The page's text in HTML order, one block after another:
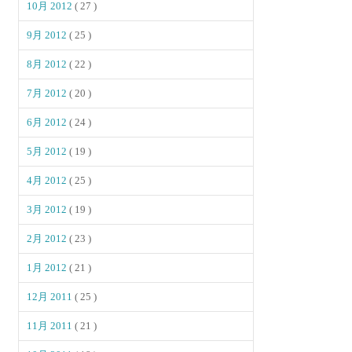
10月 2012( 27 )
9月 2012( 25 )
8月 2012( 22 )
7月 2012( 20 )
6月 2012( 24 )
5月 2012( 19 )
4月 2012( 25 )
3月 2012( 19 )
2月 2012( 23 )
1月 2012( 21 )
12月 2011( 25 )
11月 2011( 21 )